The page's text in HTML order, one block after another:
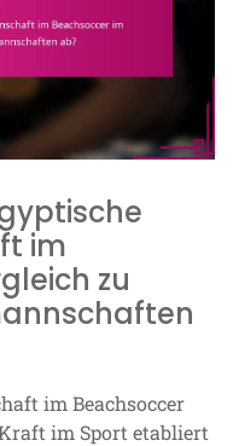
im
zu
im Beachsoccer
im Sport etabliert